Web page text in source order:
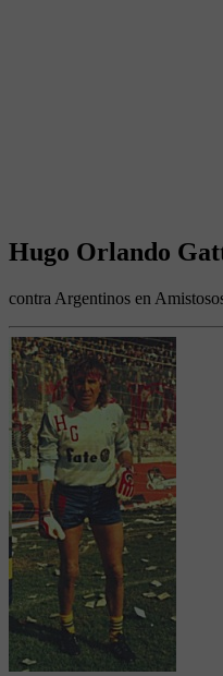
Hugo Orlando
contra Argentinos en